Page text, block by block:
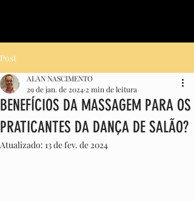
Post
BENEFÍCIOS DA MASSAGEM PARA OS
PRATICANTES DA DANÇA DE SALÃO?
ALAN NASCIMENTO
29 de jan. de 2024 2 min de leitura
Atualizado: 13 de fev. de 2024